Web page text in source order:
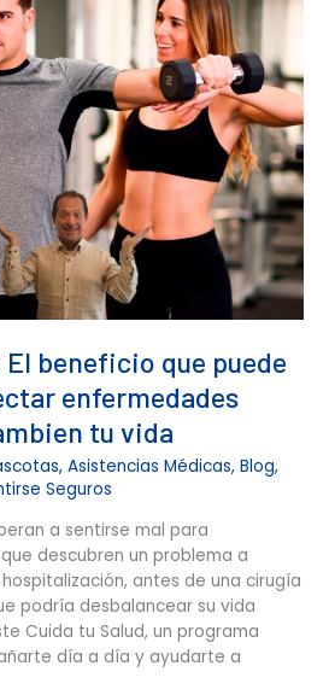
beneficio que puede
enfermedades
tu vida
,Asistencias Médicas,Blog,
Seguros
a sentirse mal para
descubren un problema a
antes de una cirugía
podría desbalancear su vida
Cuida tu Salud, un programa
día a día y ayudarte a